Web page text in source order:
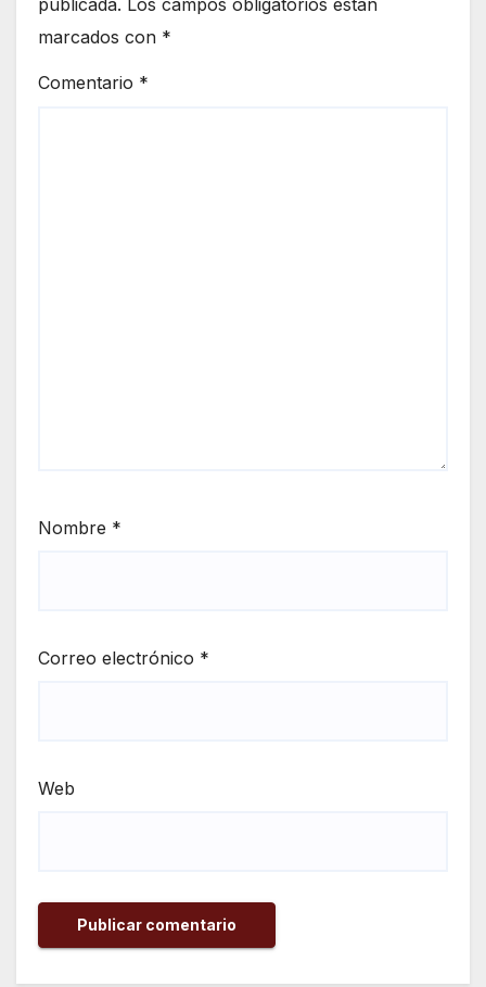
marcados con *
Comentario *
Nombre *
Correo electrónico *
Web